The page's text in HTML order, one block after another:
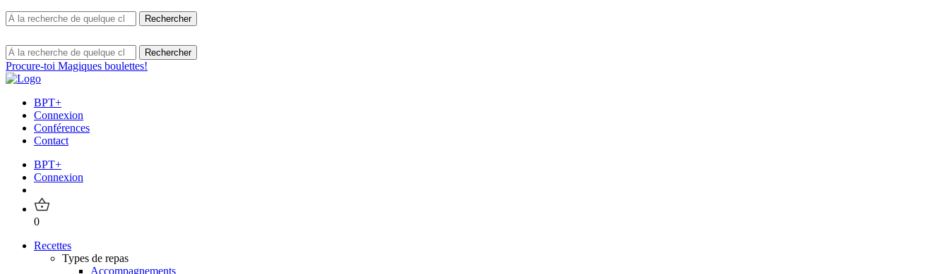
Procure-toi Magiques boulettes!
BPT+
Connexion
Conférences
Contact
BPT+
Connexion
0
Recettes
Types de repas
Accompagnements